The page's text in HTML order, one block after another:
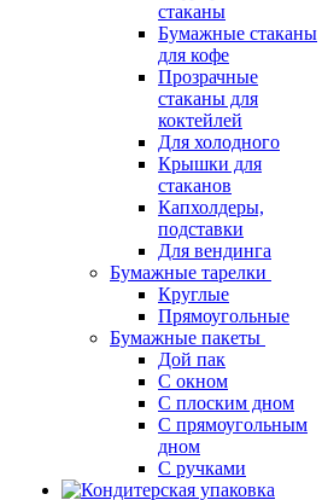
стаканы
Бумажные стаканы
для кофе
Прозрачные
стаканы для
коктейлей
Для холодного
Крышки для
стаканов
Капхолдеры,
подставки
Для вендинга
Бумажные тарелки
Круглые
Прямоугольные
Бумажные пакеты
Дой пак
С окном
С плоским дном
С прямоугольным
дном
С ручками